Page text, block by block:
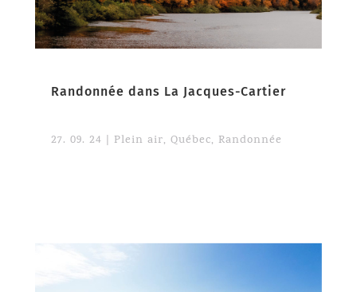
Randonnée dans La Jacques-Cartier
27. 09. 24 | Plein air, Québec, Randonnée